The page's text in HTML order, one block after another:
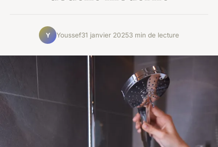
Y Youssef31 janvier 20253 min de lecture